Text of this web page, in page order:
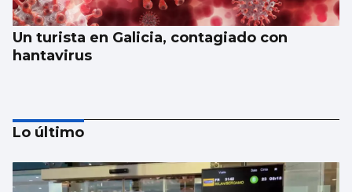
Un turista en Galicia, contagiado con
hantavirus
Lo último